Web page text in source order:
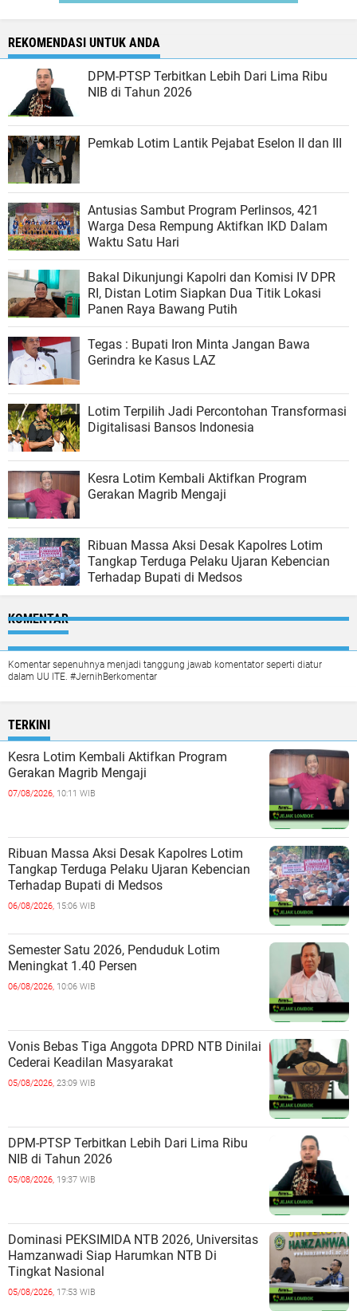
REKOMENDASI UNTUK ANDA
DPM-PTSP Terbitkan Lebih Dari Lima Ribu
NIB di Tahun 2026
Pemkab Lotim Lantik Pejabat Eselon II dan III
Antusias Sambut Program Perlinsos, 421
Warga Desa Rempung Aktifkan IKD Dalam
Waktu Satu Hari
Bakal Dikunjungi Kapolri dan Komisi IV DPR
RI, Distan Lotim Siapkan Dua Titik Lokasi
Panen Raya Bawang Putih
Tegas : Bupati Iron Minta Jangan Bawa
Gerindra ke Kasus LAZ
Lotim Terpilih Jadi Percontohan Transformasi
Digitalisasi Bansos Indonesia
Kesra Lotim Kembali Aktifkan Program
Gerakan Magrib Mengaji
Ribuan Massa Aksi Desak Kapolres Lotim
Tangkap Terduga Pelaku Ujaran Kebencian
Terhadap Bupati di Medsos
KOMENTAR
Komentar sepenuhnya menjadi tanggung jawab komentator seperti diatur
dalam UU ITE. #JernihBerkomentar
TERKINI
Kesra Lotim Kembali Aktifkan Program
Gerakan Magrib Mengaji
07/08/2026, 10:11 WIB
Ribuan Massa Aksi Desak Kapolres Lotim
Tangkap Terduga Pelaku Ujaran Kebencian
Terhadap Bupati di Medsos
06/08/2026, 15:06 WIB
Semester Satu 2026, Penduduk Lotim
Meningkat 1.40 Persen
06/08/2026, 10:06 WIB
Vonis Bebas Tiga Anggota DPRD NTB Dinilai
Cederai Keadilan Masyarakat
05/08/2026, 23:09 WIB
DPM-PTSP Terbitkan Lebih Dari Lima Ribu
NIB di Tahun 2026
05/08/2026, 19:37 WIB
Dominasi PEKSIMIDA NTB 2026, Universitas
Hamzanwadi Siap Harumkan NTB Di
Tingkat Nasional
05/08/2026, 17:53 WIB